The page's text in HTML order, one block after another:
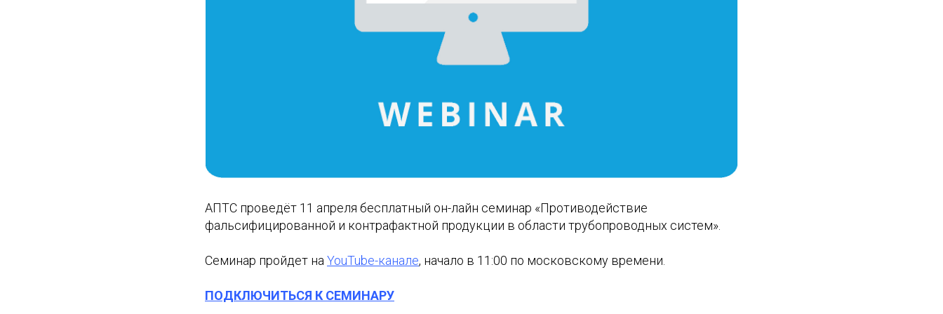
АПТС проведёт 11 апреля бесплатный он-лайн семинар «Противодействие
фальсифицированной и контрафактной продукции в области трубопроводных систем».
Семинар пройдет на YouTube-канале, начало в 11:00 по московскому времени.
ПОДКЛЮЧИТЬСЯ К СЕМИНАРУ